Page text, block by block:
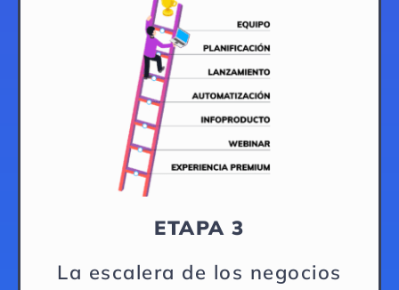
ETAPA 3
La escalera de los negocios